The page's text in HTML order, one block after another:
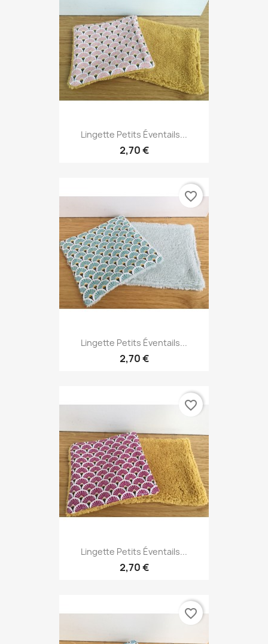
Lingette Petits Éventails...
2,70 €
Lingette Petits Éventails...
2,70 €
favorite_border
Lingette Petits Éventails...
2,70 €
favorite_border
favorite_border